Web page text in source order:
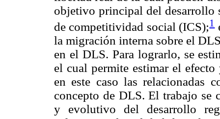
objetivo principal del desarrollo
de competitividad social (ICS);1
la migración interna sobre el
en el DLS. Para lograrlo, se
el cual permite estimar el
en este caso las relacionadas
concepto de DLS. El trabajo se
y evolutivo del desarrollo